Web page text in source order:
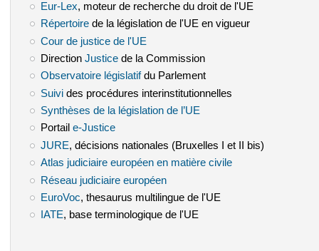
Eur-Lex (le lien est externe)
, moteur de recherche du droit de l'UE
Répertoire(le lien est externe)
de la législation de l'UE en vigueur
Cour de justice de l'UE
Direction Justice(le lien est externe)
de la Commission
Observatoire législatif(le lien est externe)
du Parlement
Suivi(le lien est externe)
des procédures interinstitutionnelles
Synthèses de la législation de l’UE
Portail e-Justice(le lien est externe)
JURE (le lien est externe)
, décisions nationales (Bruxelles I et II bis)
Atlas judiciaire européen en matière civile(le lien est externe)
Réseau judiciaire européen(le lien est externe)
EuroVoc (le lien est externe)
, thesaurus multilingue de l'UE
IATE(le lien est externe)
, base terminologique de l'UE